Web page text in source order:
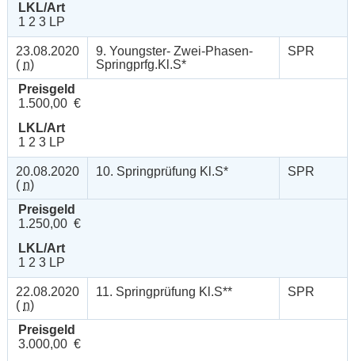
LKL/Art
1 2 3 LP
23.08.2020
( n)
9. Youngster- Zwei-Phasen-
Springprfg.Kl.S*
SPR
Preisgeld
1.500,00 €
LKL/Art
1 2 3 LP
20.08.2020
( n)
10. Springprüfung Kl.S* SPR
Preisgeld
1.250,00 €
LKL/Art
1 2 3 LP
22.08.2020
( n)
11. Springprüfung Kl.S** SPR
Preisgeld
3.000,00 €